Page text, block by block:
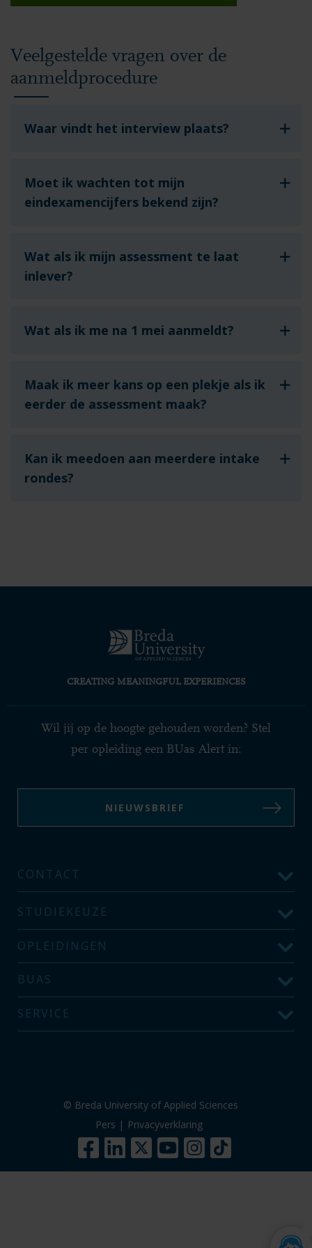
Veelgestelde vragen over de
aanmeldprocedure
Waar vindt het interview plaats?
Moet ik wachten tot mijn
eindexamencijfers bekend zijn?
Wat als ik mijn assessment te laat
inlever?
Wat als ik me na 1 mei aanmeldt?
Maak ik meer kans op een plekje als ik
eerder de assessment maak?
Kan ik meedoen aan meerdere intake
rondes?
CREATING MEANINGFUL EXPERIENCES
Wil jij op de hoogte gehouden worden? Stel
per opleiding een BUas Alert in:
NIEUWSBRIEF
CONTACT
STUDIEKEUZE
OPLEIDINGEN
BUAS
SERVICE
© Breda University of Applied Sciences
Pers | Privacyverklaring